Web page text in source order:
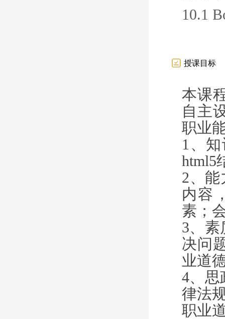
10.1
授课目标
本课
自主
职业
1 、
html5
2、
内容
素；
3、素
决问
业道
4、思
律法
职业